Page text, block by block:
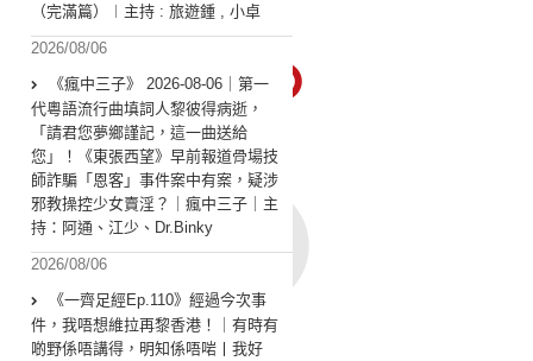
（完滿篇）︱主持 : 旅遊鍾 , 小卓
2026/08/06
《瘋中三子》 2026-08-06｜第一
代粵語流行曲填詞人黎彼得病逝，
「請君您夢鄉謹記，這一曲送給
您」！《東張西望》早前報道骨場技
師詐騙「恩客」事件案中有案，疑涉
邪教操控少女賣淫？｜瘋中三子｜主
持：阿通、江少、Dr.Binky
2026/08/06
《一齊足經Ep.110》經過今次事
件，我唔想維拉再黎香港！｜有時有
啲野係唔講得，明知係唔啱丨我好